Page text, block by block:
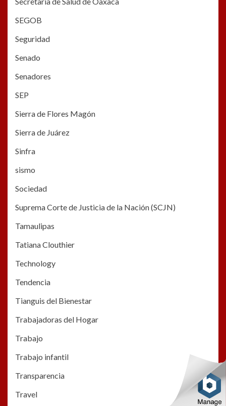
SEGOB
Seguridad
Senado
Senadores
SEP
Sierra de Flores Magón
Sierra de Juárez
Sinfra
sismo
Sociedad
Suprema Corte de Justicia de la Nación (SCJN)
Tamaulipas
Tatiana Clouthier
Technology
Tendencia
Tianguis del Bienestar
Trabajadoras del Hogar
Trabajo
Trabajo infantil
Transparencia
Travel